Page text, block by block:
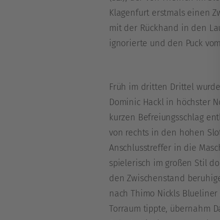
Klagenfurt erstmals einen
mit der Rückhand in den
ignorierte und den Puck
Früh im dritten Drittel
Dominic Hackl in höchster
kurzen Befreiungsschlag
von rechts in den hohen
Anschlusstreffer in die
spielerisch im großen Stil
den Zwischenstand
nach Thimo Nickls
Torraum tippte, übernahm